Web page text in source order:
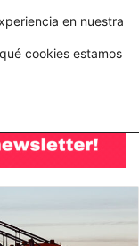
C&A México completa la implementación de su WMS en la nube
en nuestra
cookies estamos